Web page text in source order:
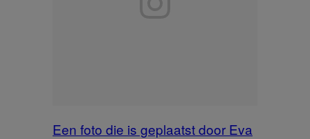
Een foto die is geplaatst door Eva